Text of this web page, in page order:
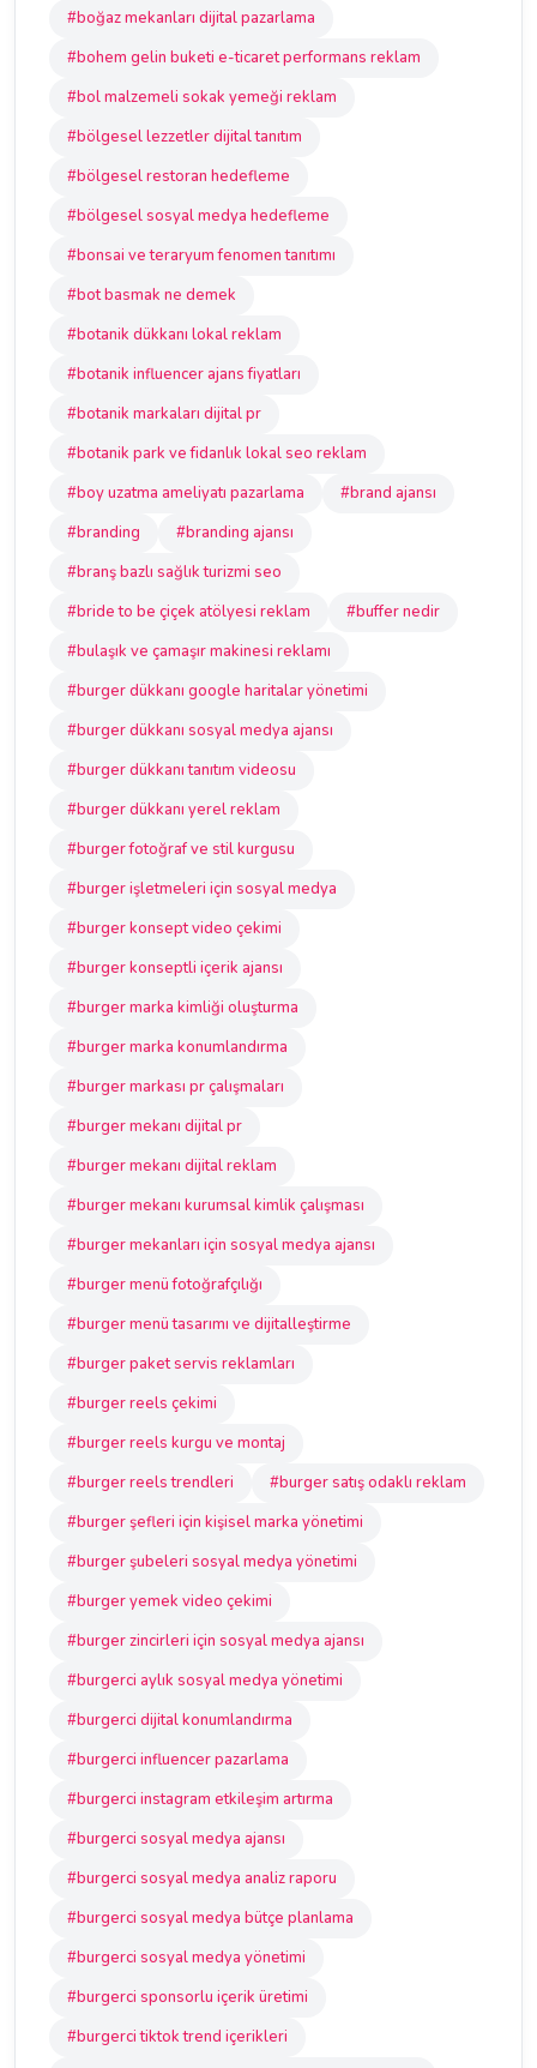
#boğaz mekanları dijital pazarlama
#bohem gelin buketi e-ticaret performans reklam
#bol malzemeli sokak yemeği reklam
#bölgesel lezzetler dijital tanıtım
#bölgesel restoran hedefleme
#bölgesel sosyal medya hedefleme
#bonsai ve teraryum fenomen tanıtımı
#bot basmak ne demek
#botanik dükkanı lokal reklam
#botanik influencer ajans fiyatları
#botanik markaları dijital pr
#botanik park ve fidanlık lokal seo reklam
#boy uzatma ameliyatı pazarlama
#brand ajansı
#branding
#branding ajansı
#branş bazlı sağlık turizmi seo
#bride to be çiçek atölyesi reklam
#buffer nedir
#bulaşık ve çamaşır makinesi reklamı
#burger dükkanı google haritalar yönetimi
#burger dükkanı sosyal medya ajansı
#burger dükkanı tanıtım videosu
#burger dükkanı yerel reklam
#burger fotoğraf ve stil kurgusu
#burger işletmeleri için sosyal medya
#burger konsept video çekimi
#burger konseptli içerik ajansı
#burger marka kimliği oluşturma
#burger marka konumlandırma
#burger markası pr çalışmaları
#burger mekanı dijital pr
#burger mekanı dijital reklam
#burger mekanı kurumsal kimlik çalışması
#burger mekanları için sosyal medya ajansı
#burger menü fotoğrafçılığı
#burger menü tasarımı ve dijitalleştirme
#burger paket servis reklamları
#burger reels çekimi
#burger reels kurgu ve montaj
#burger reels trendleri
#burger satış odaklı reklam
#burger şefleri için kişisel marka yönetimi
#burger şubeleri sosyal medya yönetimi
#burger yemek video çekimi
#burger zincirleri için sosyal medya ajansı
#burgerci aylık sosyal medya yönetimi
#burgerci dijital konumlandırma
#burgerci influencer pazarlama
#burgerci instagram etkileşim artırma
#burgerci sosyal medya ajansı
#burgerci sosyal medya analiz raporu
#burgerci sosyal medya bütçe planlama
#burgerci sosyal medya yönetimi
#burgerci sponsorlu içerik üretimi
#burgerci tiktok trend içerikleri